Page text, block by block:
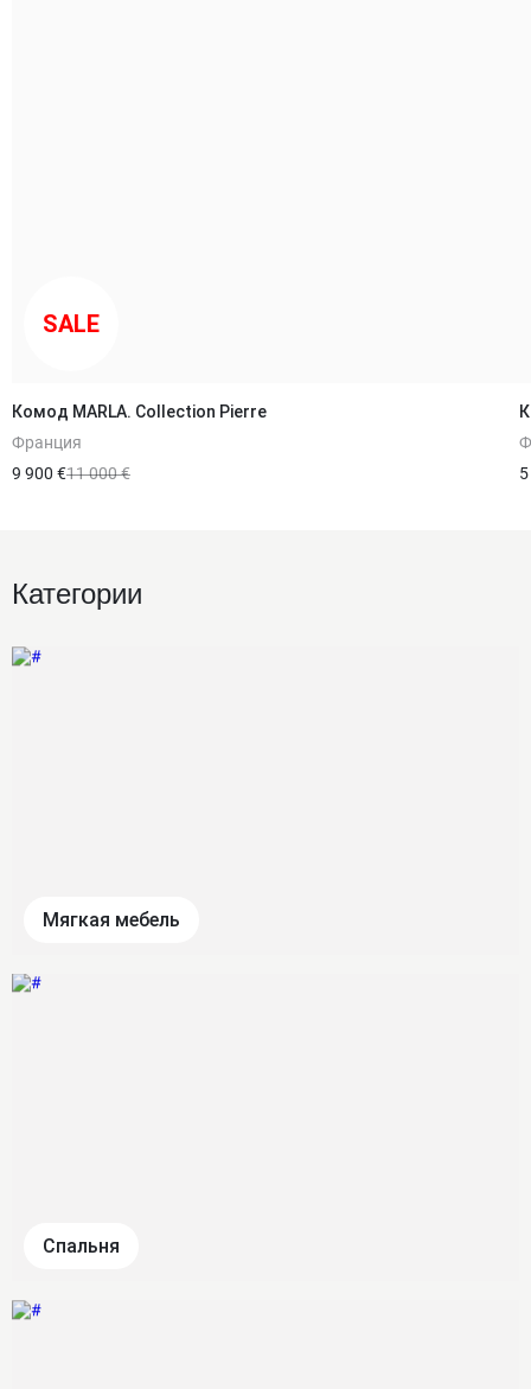
SALE
Комод MARLA. Collection Pierre
Франция
9 900 €11 000 €
Категории
Мягкая мебель
Спальня